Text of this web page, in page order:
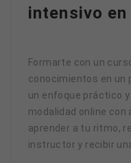
intensivo en
Formarte con un
conocimientos en un
un enfoque práctico
modalidad online
aprender a tu ritmo,
instructor y recibir